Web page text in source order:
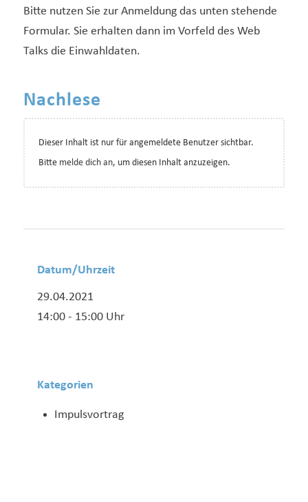
Bitte nutzen Sie zur Anmeldung das unten stehende
Formular. Sie erhalten dann im Vorfeld des Web
Talks die Einwahldaten.
Nachlese
Dieser Inhalt ist nur für angemeldete Benutzer sichtbar.
Bitte melde dich an, um diesen Inhalt anzuzeigen.
Datum/Uhrzeit
29.04.2021
14:00 - 15:00 Uhr
Kategorien
Impulsvortrag